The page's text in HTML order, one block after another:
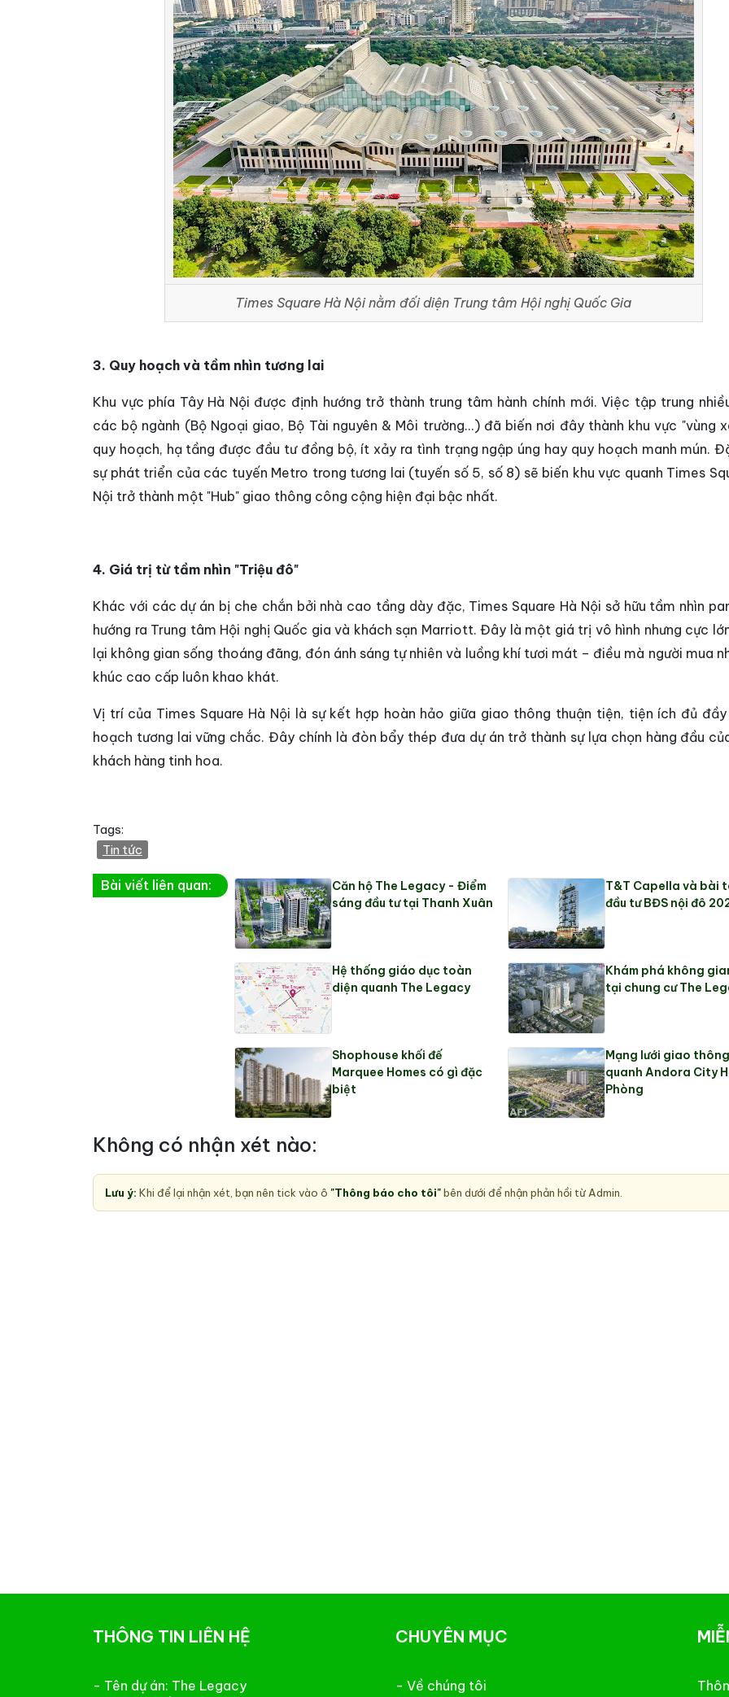
Times Square Hà Nội nằm đối diện Trung tâm Hội nghị Quốc Gia
3. Quy hoạch và tầm nhìn tương lai
Khu vực phía Tây Hà Nội được định hướng trở thành trung tâm hành chính mới. Việc tập trung
các bộ ngành (Bộ Ngoại giao, Bộ Tài nguyên & Môi trường...) đã biến nơi đây thành khu vực "vùng
quy hoạch, hạ tầng được đầu tư đồng bộ, ít xảy ra tình trạng ngập úng hay quy hoạch manh mún.
sự phát triển của các tuyến Metro trong tương lai (tuyến số 5, số 8) sẽ biến khu vực quanh Times
Nội trở thành một "Hub" giao thông công cộng hiện đại bậc nhất.
4. Giá trị từ tầm nhìn "Triệu đô"
Khác với các dự án bị che chắn bởi nhà cao tầng dày đặc, Times Square Hà Nội sở hữu tầm nhìn
hướng ra Trung tâm Hội nghị Quốc gia và khách sạn Marriott. Đây là một giá trị vô hình nhưng cực
lại không gian sống thoáng đãng, đón ánh sáng tự nhiên và luồng khí tươi mát – điều mà người mua
khúc cao cấp luôn khao khát.
Vị trí của Times Square Hà Nội là sự kết hợp hoàn hảo giữa giao thông thuận tiện, tiện ích đủ
hoạch tương lai vững chắc. Đây chính là đòn bẩy thép đưa dự án trở thành sự lựa chọn hàng đầu
khách hàng tinh hoa.
Tags:
Tin tức
Bài viết liên quan:
Căn hộ The Legacy - Điểm
sáng đầu tư tại Thanh Xuân
T&T Capella và bài
đầu tư BĐS nội đô
Hệ thống giáo dục toàn
diện quanh The Legacy
Khám phá không
tại chung cư The
Shophouse khối đế
Marquee Homes có gì đặc
biệt
Mạng lưới giao thông
quanh Andora City
Phòng
Không có nhận xét nào:
Lưu ý: Khi để lại nhận xét, bạn nên tick vào ô "Thông báo cho tôi"bên dưới để nhận phản hồi từ Admin.
THÔNG TIN LIÊN HỆ
- Tên dự án: The Legacy
CHUYÊN MỤC
- Về chúng tôi